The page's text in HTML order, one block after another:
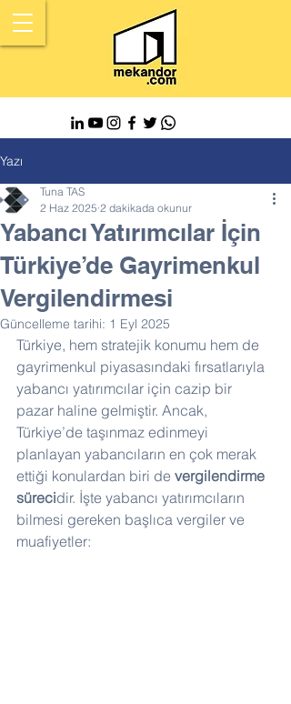
Yazı
Yabancı Yatırımcılar İçin
Türkiye’de Gayrimenkul
Vergilendirmesi
Tuna TAS
2 Haz 2025 2 dakikada okunur
Güncelleme tarihi: 1 Eyl 2025
Türkiye, hem stratejik konumu hem de
gayrimenkul piyasasındaki fırsatlarıyla
yabancı yatırımcılar için cazip bir
pazar haline gelmiştir. Ancak,
Türkiye’de taşınmaz edinmeyi
planlayan yabancıların en çok merak
ettiği konulardan biri de vergilendirme
sürecidir. İşte yabancı yatırımcıların
bilmesi gereken başlıca vergiler ve
muafiyetler: